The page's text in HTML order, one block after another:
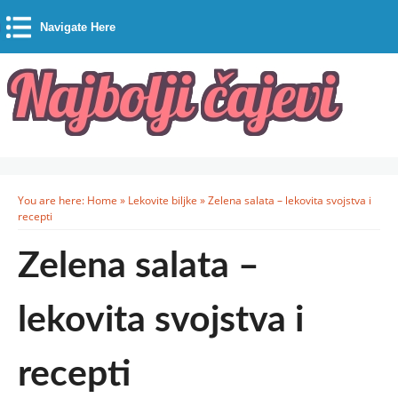
Navigate Here
You are here: Home » Lekovite biljke »Zelena salata – lekovita svojstva i
recepti
Zelena salata –
lekovita svojstva i
recepti